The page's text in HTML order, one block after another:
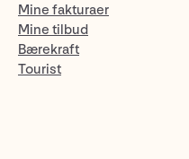
Mine fakturaer
Mine tilbud
Bærekraft
Tourist